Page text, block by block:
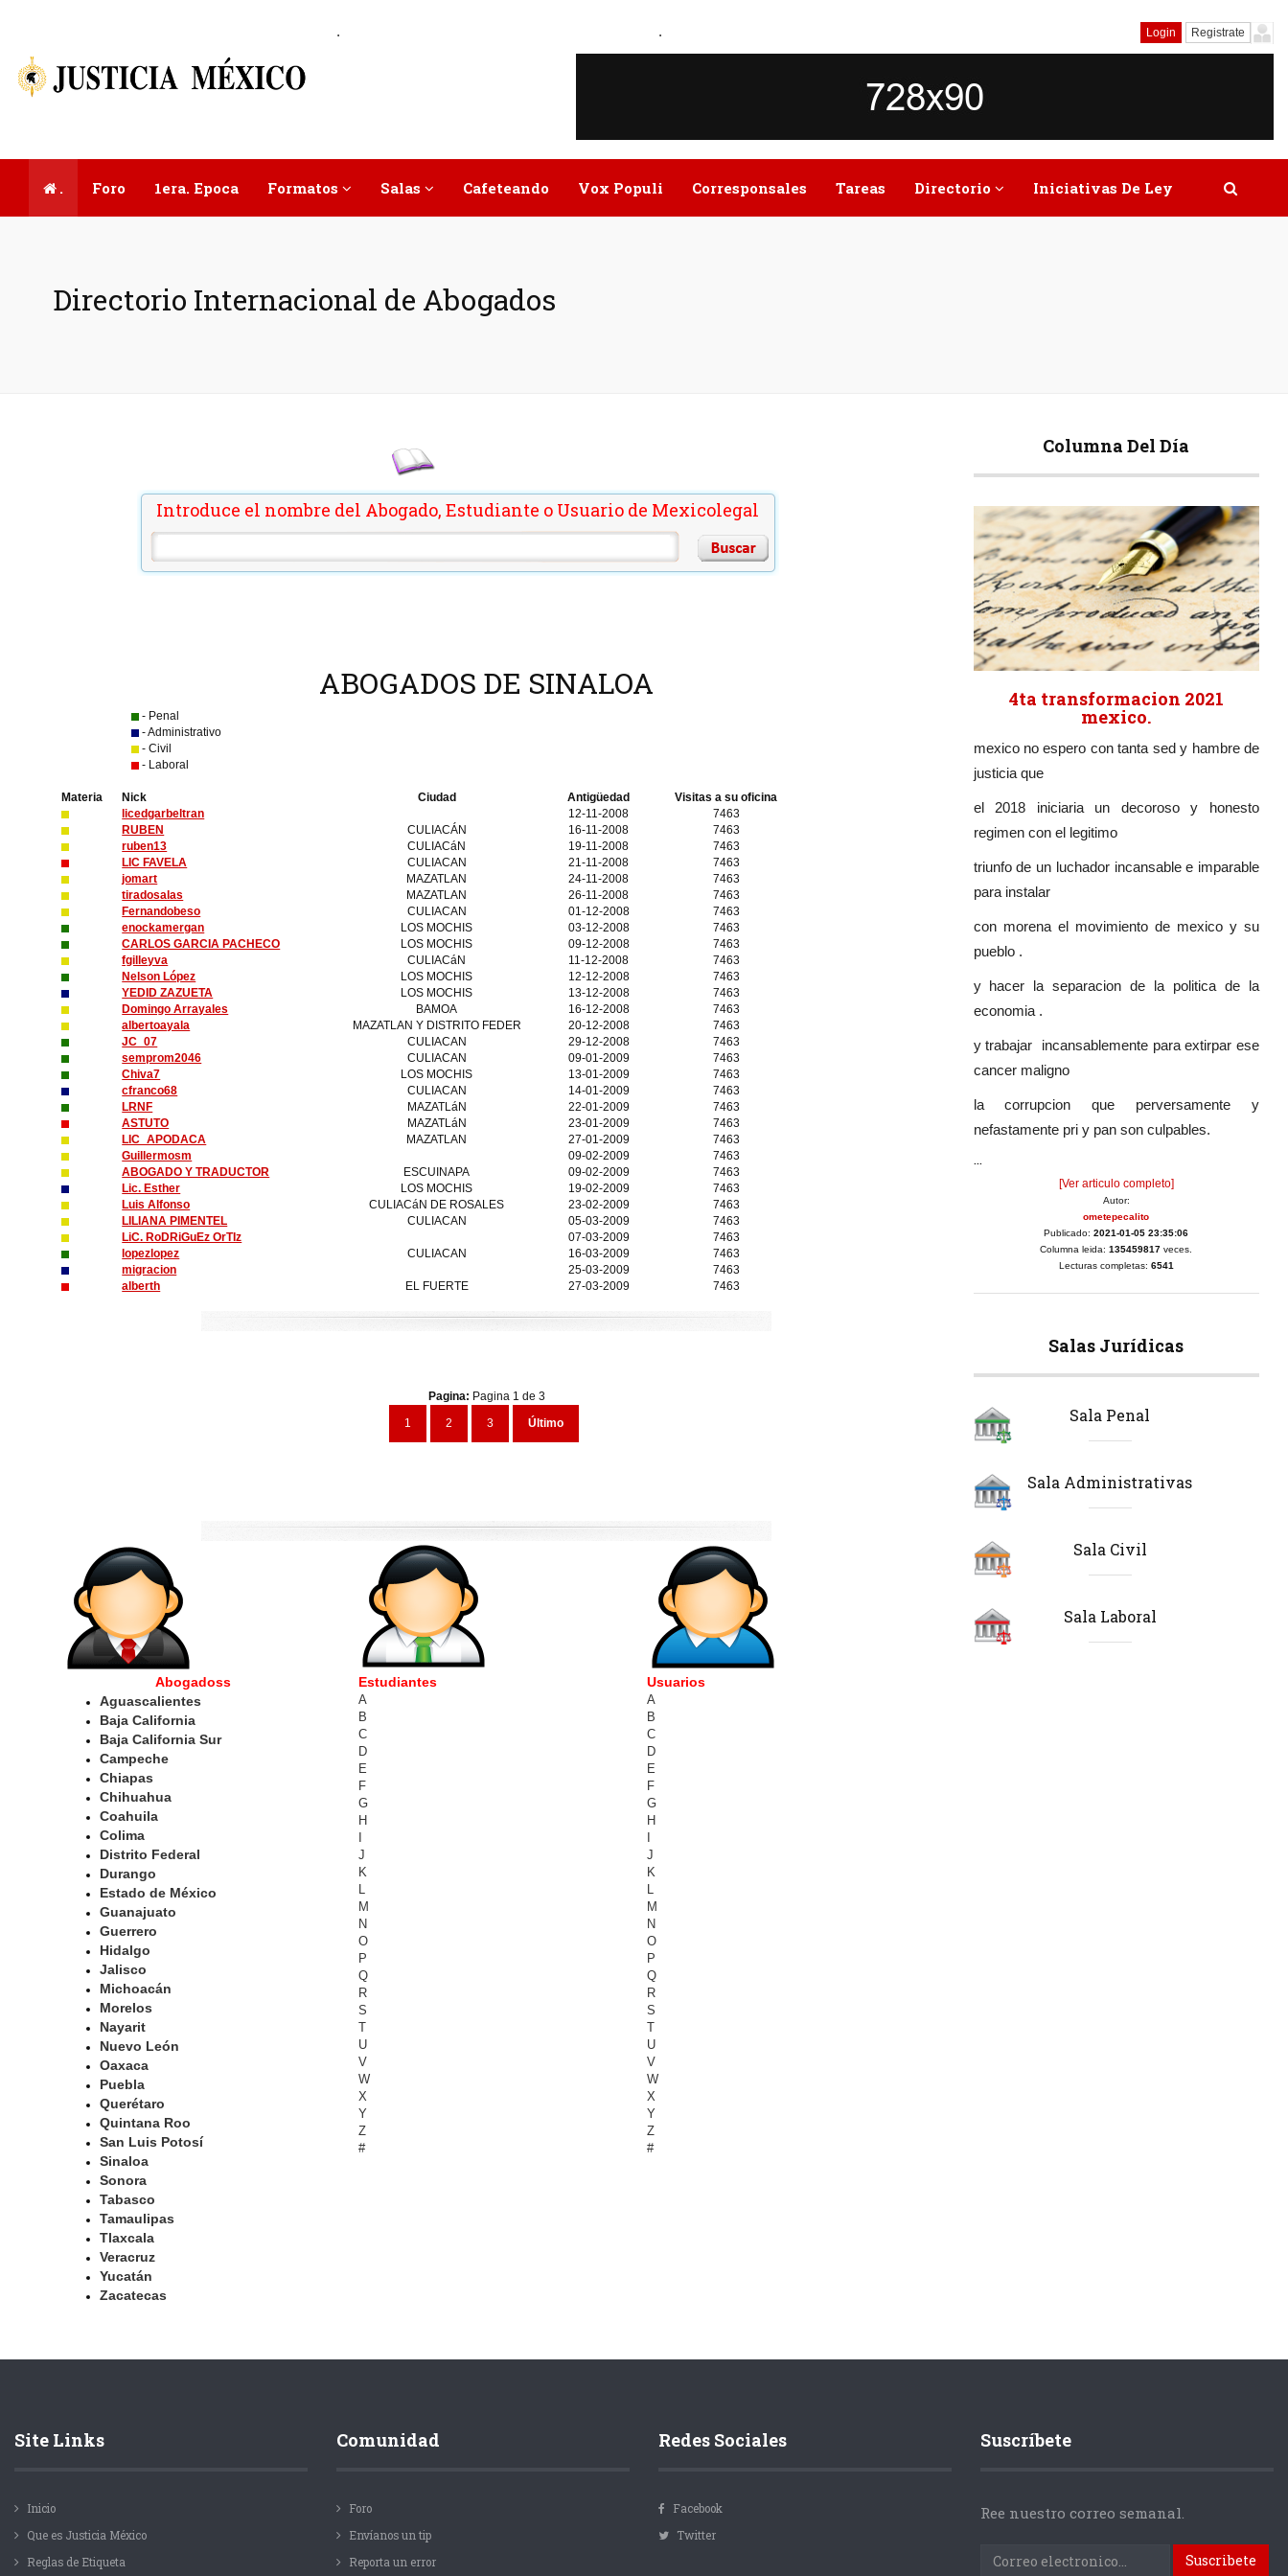
. . Login Registrate
. Foro 1era. Epoca Formatos Salas Cafeteando Vox Populi Corresponsales Tareas Directorio Iniciativas De Ley
Directorio Internacional de Abogados
Introduce el nombre del Abogado, Estudiante o Usuario de Mexicolegal
ABOGADOS DE SINALOA
- Penal
- Administrativo
- Civil
- Laboral
Materia Nick Ciudad Antigüedad
Visitas a su oficina
licedgarbeltran
12-11-2008
7463
RUBEN
CULIACÁN 16-11-2008
7463
ruben13
CULIACáN 19-11-2008
7463
LIC FAVELA
CULIACAN 21-11-2008
7463
jomart
MAZATLAN 24-11-2008
7463
tiradosalas
MAZATLAN 26-11-2008
7463
Fernandobeso
CULIACAN 01-12-2008
7463
enockamergan
LOS MOCHIS 03-12-2008
7463
CARLOS GARCIA PACHECO
LOS MOCHIS 09-12-2008
7463
fgilleyva
CULIACáN 11-12-2008
7463
Nelson López
LOS MOCHIS 12-12-2008
7463
YEDID ZAZUETA
LOS MOCHIS 13-12-2008
7463
Domingo Arrayales
BAMOA 16-12-2008
7463
albertoayala
MAZATLAN Y DISTRITO FEDER 20-12-2008
7463
JC_07
CULIACAN 29-12-2008
7463
semprom2046
CULIACAN 09-01-2009
7463
Chiva7
LOS MOCHIS 13-01-2009
7463
cfranco68
CULIACAN 14-01-2009
7463
LRNF
MAZATLáN 22-01-2009
7463
ASTUTO
MAZATLáN 23-01-2009
7463
LIC_APODACA
MAZATLAN 27-01-2009
7463
Guillermosm
09-02-2009
7463
ABOGADO Y TRADUCTOR
ESCUINAPA 09-02-2009
7463
Lic. Esther
LOS MOCHIS 19-02-2009
7463
Luis Alfonso
CULIACáN DE ROSALES 23-02-2009
7463
LILIANA PIMENTEL
CULIACAN 05-03-2009
7463
LiC. RoDRiGuEz OrTIz
07-03-2009
7463
lopezlopez
CULIACAN 16-03-2009
7463
migracion
25-03-2009
7463
alberth
EL FUERTE 27-03-2009 7463
Pagina: Pagina 1 de 3
1
2 3 Último
Abogadoss Estudiantes
Usuarios
Aguascalientes
Baja California
Baja California Sur
Campeche
Chiapas
Chihuahua
Coahuila
Colima
Distrito Federal
Durango
Estado de México
Guanajuato
Guerrero
Hidalgo
Jalisco
Michoacán
Morelos
Nayarit
Nuevo León
Oaxaca
Puebla
Querétaro
Quintana Roo
San Luis Potosí
Sinaloa
Sonora
Tabasco
Tamaulipas
Tlaxcala
Veracruz
Yucatán
Zacatecas
A
B
C
D
E
F
G
H
J
K
L
M
N
O
P
Q
R
S
T
U
V
W
X
Y
Z
#
A
B
C
D
E
F
G
H
J
K
L
M
N
O
P
Q
R
S
T
U
V
W
X
Y
Z
#
Columna Del Día
4ta transformacion 2021
mexico.
mexico no espero con tanta sed y hambre de
justicia que
el 2018 iniciaria un decoroso y honesto
regimen con el legitimo
triunfo de un luchador incansable e imparable
para instalar
con morena el movimiento de mexico y su
pueblo .
y hacer la separacion de la politica de la
economia .
y trabajar incansablemente para extirpar ese
cancer maligno
la corrupcion que perversamente y
nefastamente pri y pan son culpables.
...
[Ver articulo completo]
Autor:
ometepecalito
Publicado:2021-01-05 23:35:06
Columna leida:135459817 veces.
Lecturas completas: 6541
Salas Jurídicas
Sala Penal
Sala Administrativas
Sala Civil
Sala Laboral
Site Links
Inicio
Que es Justicia México
Reglas de Etiqueta
Comunidad
Foro
Envíanos un tip
Reporta un error
Redes Sociales
Facebook
Twitter
Suscríbete
Ree nuestro correo semanal.